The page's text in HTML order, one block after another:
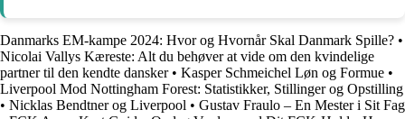
Danmarks EM-kampe 2024: Hvor og Hvornår Skal Danmark Spille? •
Nicolai Vallys Kæreste: Alt du behøver at vide om den kvindelige
partner til den kendte dansker• Kasper Schmeichel Løn og Formue •
Liverpool Mod Nottingham Forest: Statistikker, Stillinger og Opstilling
• Nicklas Bendtner og Liverpool • Gustav Fraulo – En Mester i Sit Fag